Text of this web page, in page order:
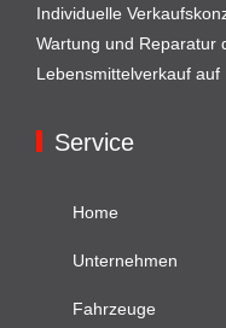
Individuelle
Wartung und Reparatur
Lebensmittelverkauf auf
Service
Home
Unternehmen
Fahrzeuge